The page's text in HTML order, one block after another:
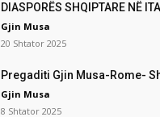
DIASPORËS SHQIPTARE NË
Gjin Musa
20 Shtator 2025
Pregaditi Gjin Musa-Rome-
Gjin Musa
8 Shtator 2025